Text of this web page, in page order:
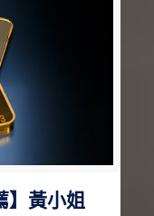
】黃小姐